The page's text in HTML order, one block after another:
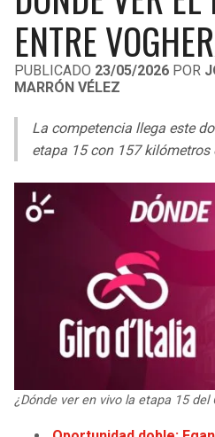
LIGA DE EXPANSIÓN MX
LEAGUES CUP
UEFA EUROPA LEAGUE
UEFA CONFERENCE LEAGUE
MLS
COPA LIBERTADORES
LIGA BETPLAY
RAIDERS
CHARGERS
RAVENS
BENGALS
STEELERS
TEXANS
CAVALIERS
PISTONS
PACERS
BUCKS
HEAT
ENTRE
PUBLICADO 23/05/2026 POR
MARRÓN VÉLEZ
La competencia llega este
etapa 15 con 157 kilómetros
¿Dónde ver en vivo la etapa 15 del